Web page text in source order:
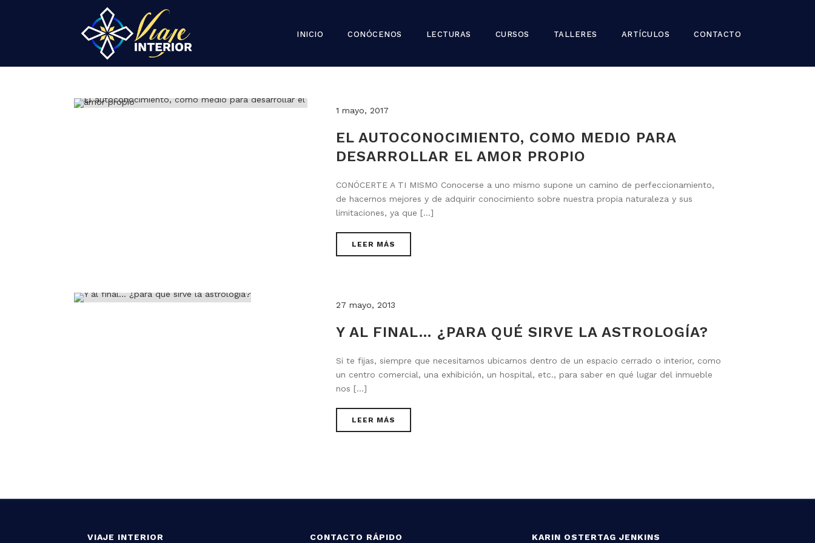
INICIO CONÓCENOS LECTURAS CURSOS TALLERES ARTÍCULOS CONTACTO
1 mayo, 2017
EL AUTOCONOCIMIENTO, COMO MEDIO PARA
DESARROLLAR EL AMOR PROPIO
CONÓCERTE A TI MISMO Conocerse a uno mismo supone un camino de perfeccionamiento,
de hacernos mejores y de adquirir conocimiento sobre nuestra propia naturaleza y sus
limitaciones, ya que [...]
LEER MÁS
27 mayo, 2013
Y AL FINAL… ¿PARA QUÉ SIRVE LA ASTROLOGÍA?
Si te fijas, siempre que necesitamos ubicarnos dentro de un espacio cerrado o interior, como
un centro comercial, una exhibición, un hospital, etc., para saber en qué lugar del inmueble
nos [...]
LEER MÁS
VIAJE INTERIOR CONTACTO RÁPIDO KARIN OSTERTAG JENKINS